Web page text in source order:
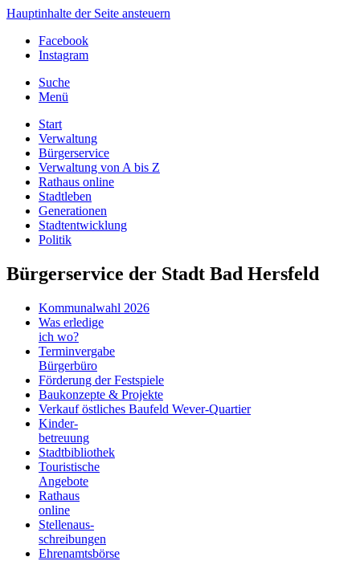
Hauptinhalte der Seite ansteuern
Facebook
Instagram
Suche
Menü
Start
Verwaltung
Bürgerservice
Verwaltung von A bis Z
Rathaus online
Stadtleben
Generationen
Stadtentwicklung
Politik
Bürgerservice der Stadt Bad Hersfeld
Kommunalwahl 2026
Was erledige
ich wo?
Terminvergabe
Bürgerbüro
Förderung der Festspiele
Baukonzepte & Projekte
Verkauf östliches Baufeld Wever-Quartier
Kinder-
betreuung
Stadtbibliothek
Touristische
Angebote
Rathaus
online
Stellenaus-
schreibungen
Ehrenamtsbörse